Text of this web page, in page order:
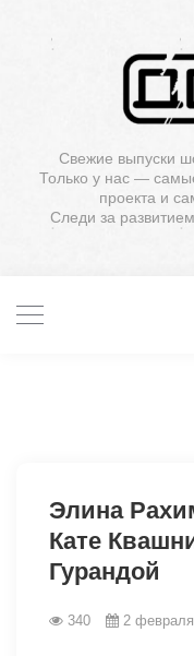
Свежие выпуски
Только у нас —
проекта и
Следи за
Элина
Кате
Гурандой
340 2